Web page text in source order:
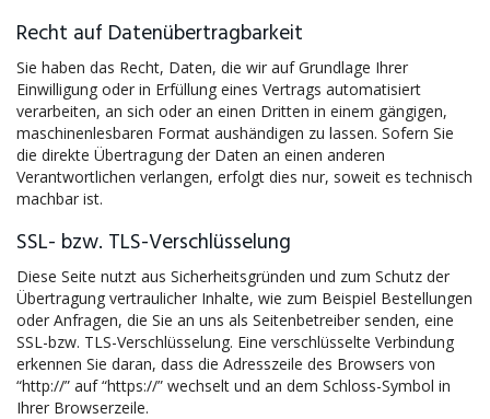
Recht auf Datenübertragbarkeit
Sie haben das Recht, Daten, die wir auf Grundlage Ihrer
Einwilligung oder in Erfüllung eines Vertrags automatisiert
verarbeiten, an sich oder an einen Dritten in einem gängigen,
maschinenlesbaren Format aushändigen zu lassen. Sofern Sie
die direkte Übertragung der Daten an einen anderen
Verantwortlichen verlangen, erfolgt dies nur, soweit es technisch
machbar ist.
SSL- bzw. TLS-Verschlüsselung
Diese Seite nutzt aus Sicherheitsgründen und zum Schutz der
Übertragung vertraulicher Inhalte, wie zum Beispiel Bestellungen
oder Anfragen, die Sie an uns als Seitenbetreiber senden, eine
SSL-bzw. TLS-Verschlüsselung. Eine verschlüsselte Verbindung
erkennen Sie daran, dass die Adresszeile des Browsers von
“http://” auf “https://” wechselt und an dem Schloss-Symbol in
Ihrer Browserzeile.